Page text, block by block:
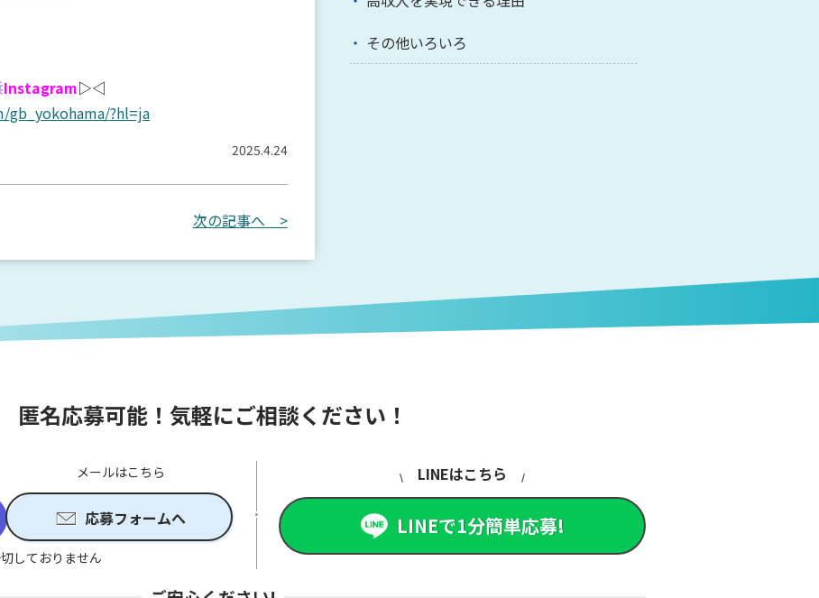
Instagram▷◁
?hl=ja
2025.4.24
次の記事へ >
その他いろいろ
匿名応募可能！気軽にご相談ください！
メールはこちら
応募フォームへ
しておりません
LINEはこちら
LINEで1分簡単応募!